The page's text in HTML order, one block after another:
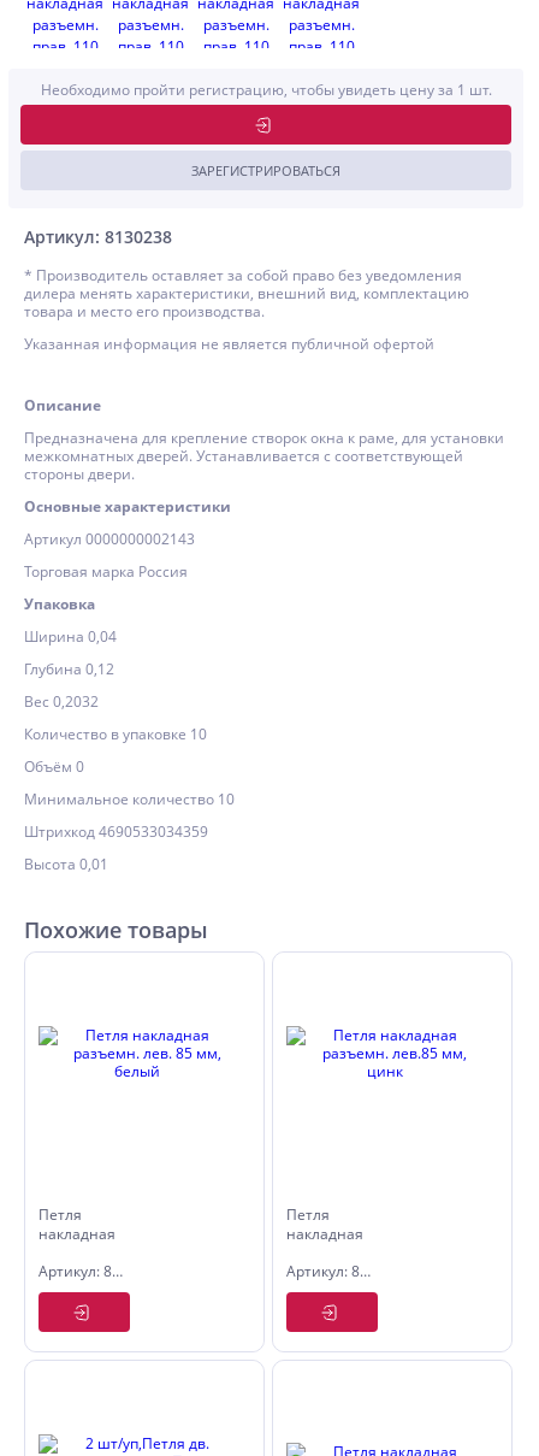
Артикул: 8130238
Необходимо пройти регистрацию, чтобы увидеть цену за 1 шт.
ЗАРЕГИСТРИРОВАТЬСЯ
* Производитель оставляет за собой право без уведомления
дилера менять характеристики, внешний вид, комплектацию
товара и место его производства.
Указанная информация не является публичной офертой
Описание
Предназначена для крепление створок окна к раме, для установки
межкомнатных дверей. Устанавливается с соответствующей
стороны двери.
Основные характеристики
Артикул 0000000002143
Торговая марка Россия
Упаковка
Ширина 0,04
Глубина 0,12
Вес 0,2032
Количество в упаковке 10
Объём 0
Минимальное количество 10
Штрихкод 4690533034359
Высота 0,01
Похожие товары
Петля
накладная
лев. 85 мм,
белый
Артикул: 8130219
Петля
накладная
лев.85 мм,
цинк
Артикул: 8130217